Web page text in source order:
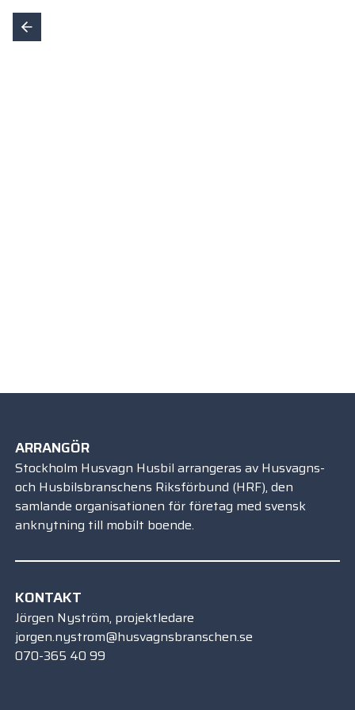
ARRANGÖR
Stockholm Husvagn Husbil arrangeras av Husvagns-
och Husbilsbranschens Riksförbund (HRF), den
samlande organisationen för företag med svensk
anknytning till mobilt boende.
KONTAKT
Jörgen Nyström, projektledare
jorgen.nystrom@husvagnsbranschen.se
070-365 40 99